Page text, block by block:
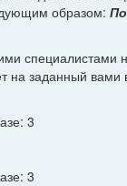
образом:
специалистами
на заданный вами
3
3